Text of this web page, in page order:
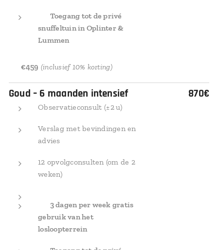
Toegang tot de privé
snuffeltuin in Oplinter &
Lummen
€459 (inclusief 10% korting)
Goud – 6 maanden intensief
Observatieconsult (± 2 u)
Verslag met bevindingen en
advies
12 opvolgconsulten (om de 2
weken)
3 dagen per week gratis
gebruik van het
losloopterrein
870€